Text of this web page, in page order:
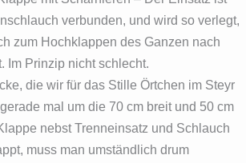
verbunden, und wird so verlegt,
zum Hochklappen des Ganzen nach
Im Prinzip nicht schlecht.
die wir für das Stille Örtchen im Steyr
mal um die 70 cm breit und 50 cm
nebst Trenneinsatz und Schlauch
muss man umständlich drum